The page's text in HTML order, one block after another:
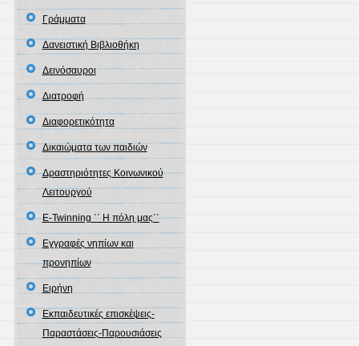
Γράμματα
Δανειστική Βιβλιοθήκη
Δεινόσαυροι
Διατροφή
Διαφορετικότητα
Δικαιώματα των παιδιών
Δραστηριότητες Κοινωνικού
Λειτουργού
Ε-Twinning ΄΄ Η πόλη μας΄΄
Εγγραφές νηπίων και
προνηπίων
Ειρήνη
Εκπαιδευτικές επισκέψεις-
Παραστάσεις-Παρουσιάσεις